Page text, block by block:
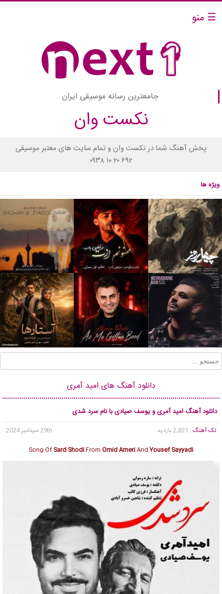
☰ منو
جامعترین رسانه موسیقی ایران
نکست وان
پخش آهنگ شما در نکست وان و تمام سایت های معتبر موسیقی
۰۹۳۸ ۱۰ ۲۰ ۶۹۲
ویژه ها
دانلود آهنگ های امید آمری
دانلود آهنگ امید آمری و یوسف صیادی با نام سرد شدی
تک آهنگ , 2,821 بازدید
29th سپتامبر 2024
Song Of Sard ShodiFrom Omid AmeriAndYousef Sayyadi